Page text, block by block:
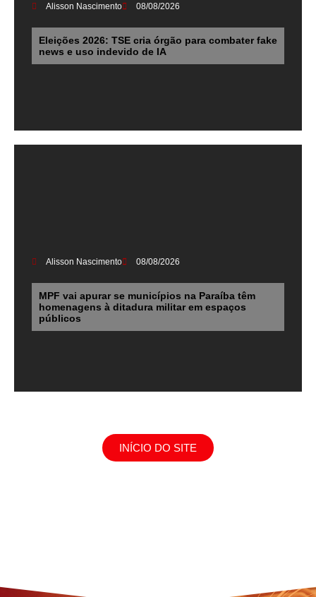
Alisson Nascimento 08/08/2026
Eleições 2026: TSE cria órgão para combater fake
news e uso indevido de IA
Alisson Nascimento 08/08/2026
MPF vai apurar se municípios na Paraíba têm
homenagens à ditadura militar em espaços
públicos
INÍCIO DO SITE